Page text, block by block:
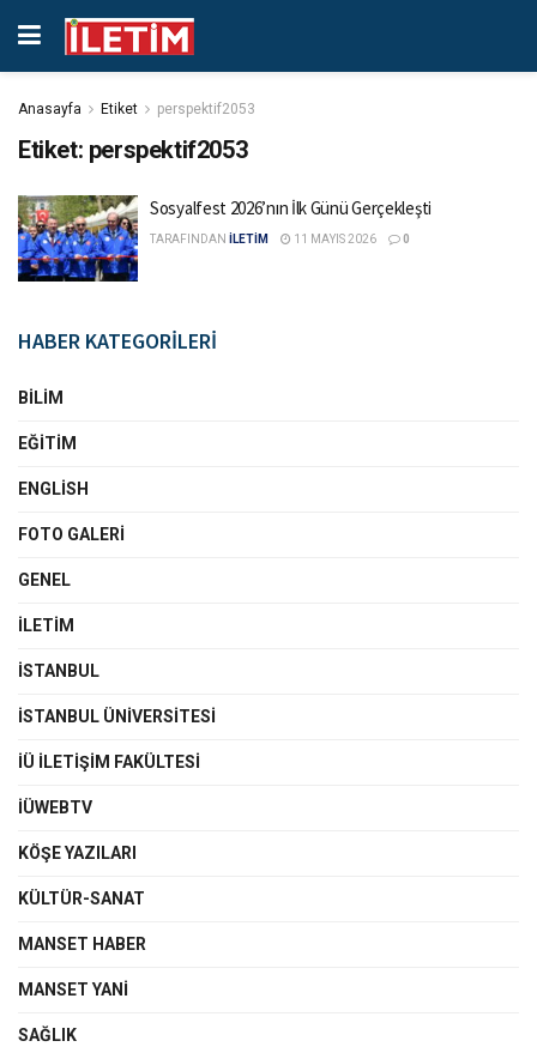
Anasayfa Etiket perspektif2053
Etiket: perspektif2053
Sosyalfest 2026’nın İlk Günü Gerçekleşti
TARAFINDAN İLETİM 11 MAYIS 2026 0
HABER KATEGORİLERİ
BILIM
EĞITIM
ENGLISH
FOTO GALERI
GENEL
İLETIM
İSTANBUL
İSTANBUL ÜNIVERSITESI
İÜ İLETIŞIM FAKÜLTESI
İÜWEBTV
KÖŞE YAZILARI
KÜLTÜR-SANAT
MANSET HABER
MANSET YANI
SAĞLIK